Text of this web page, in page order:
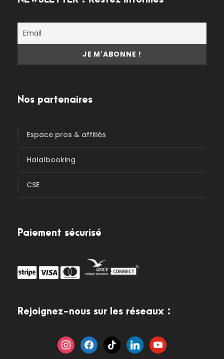
Nos partenaires
Espace pros & affiliés
Halalbooking
CSE
Paiement sécurisé
Rejoignez-nous sur les réseaux :
i
n
f
a
t
l
y
o